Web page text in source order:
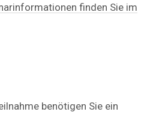
finden Sie im
benötigen Sie ein